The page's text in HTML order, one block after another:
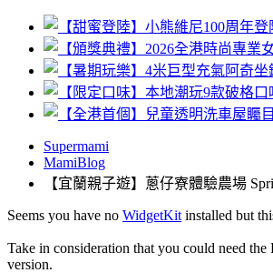
Supermami
MamiBlog
【宜蘭親子遊】蔥仔寮體驗農場
Seems you have no WidgetKit installed but
Take in consideration that you could need
version.